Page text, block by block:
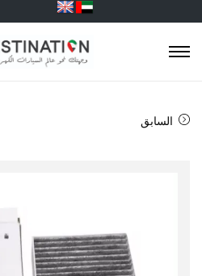
السابق